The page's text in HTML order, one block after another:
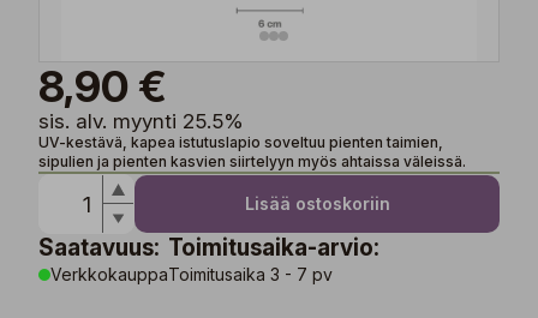
8,90 €
sis. alv. myynti 25.5%
UV-kestävä, kapea istutuslapio soveltuu pienten taimien,
sipulien ja pienten kasvien siirtelyyn myös ahtaissa väleissä.
Lisää ostoskoriin
Saatavuus:
Verkkokauppa
Toimitusaika-arvio:
Toimitusaika 3 - 7 pv